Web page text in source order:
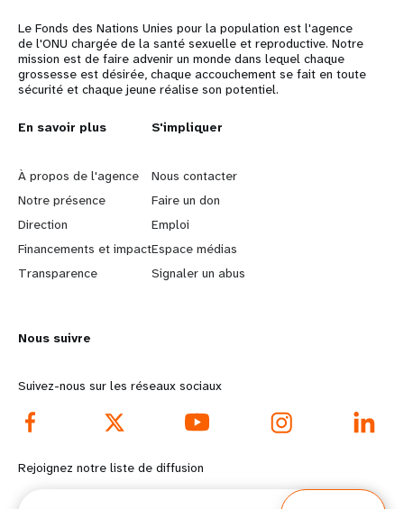
Le Fonds des Nations Unies pour la population est l'agence
de l'ONU chargée de la santé sexuelle et reproductive. Notre
mission est de faire advenir un monde dans lequel chaque
grossesse est désirée, chaque accouchement se fait en toute
sécurité et chaque jeune réalise son potentiel.
e
a
r
n
r
f
o
t
En savoir plus
À propos de l'agence
Notre présence
Direction
Financements et impact
Transparence
o
b
e
y
o
e
S'impliquer
Nous contacter
Faire un don
Emploi
Espace médias
Signaler un abus
Nous suivre
Suivez-nous sur les réseaux sociaux
Rejoignez notre liste de diffusion